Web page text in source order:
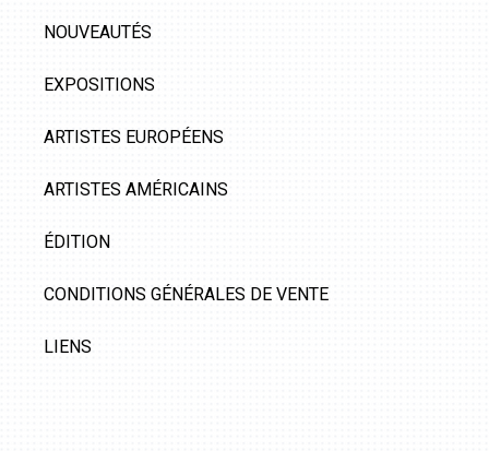
NOUVEAUTÉS
EXPOSITIONS
ARTISTES EUROPÉENS
ARTISTES AMÉRICAINS
ÉDITION
CONDITIONS GÉNÉRALES DE VENTE
LIENS